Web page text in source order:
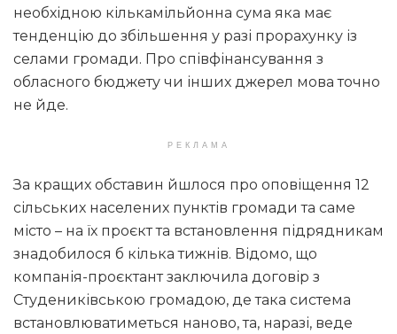
необхідною кількамільйонна сума яка має
тенденцію до збільшення у разі прорахунку із
селами громади. Про співфінансування з
обласного бюджету чи інших джерел мова точно
не йде.
РЕКЛАМА
За кращих обставин йшлося про оповіщення 12
сільських населених пунктів громади та саме
місто – на їх проєкт та встановлення підрядникам
знадобилося б кілька тижнів. Відомо, що
компанія-проєктант заключила договір з
Студениківською громадою, де така система
встановлюватиметься наново, та, наразі, веде